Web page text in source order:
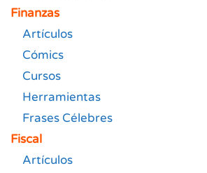
Finanzas
Artículos
Cómics
Cursos
Herramientas
Frases Célebres
Fiscal
Artículos